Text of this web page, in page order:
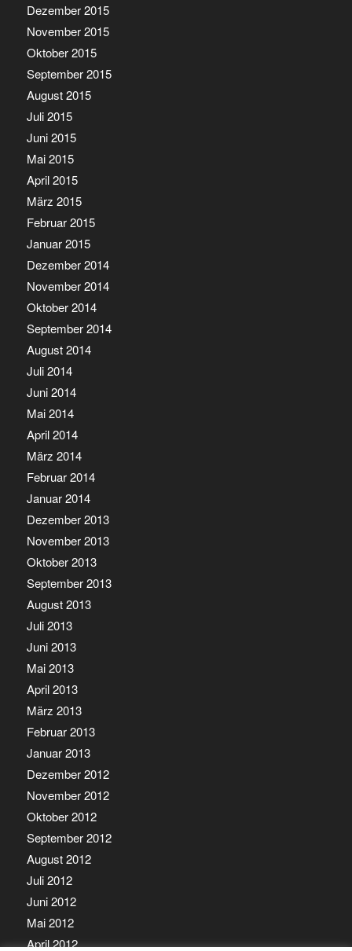
Dezember 2015
November 2015
Oktober 2015
September 2015
August 2015
Juli 2015
Juni 2015
Mai 2015
April 2015
März 2015
Februar 2015
Januar 2015
Dezember 2014
November 2014
Oktober 2014
September 2014
August 2014
Juli 2014
Juni 2014
Mai 2014
April 2014
März 2014
Februar 2014
Januar 2014
Dezember 2013
November 2013
Oktober 2013
September 2013
August 2013
Juli 2013
Juni 2013
Mai 2013
April 2013
März 2013
Februar 2013
Januar 2013
Dezember 2012
November 2012
Oktober 2012
September 2012
August 2012
Juli 2012
Juni 2012
Mai 2012
April 2012